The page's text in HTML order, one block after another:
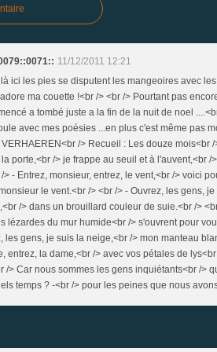
11/12/2011 12:21
ici les pies se disputent les mangeoires avec
ma couette !<br /> <br /> Pourtant pas
a tombé juste a la fin de la nuit de noel
avec mes poésies ...en plus c'est même pas
/> Recueil : Les douze mois<br
porte,<br /> je frappe au seuil et à l'auvent,<br
> - Entrez, monsieur, entrez, le vent,<br /> voici
le vent.<br /> <br /> - Ouvrez, les gens,
/> dans un brouillard couleur de suie.<br />
lézardes du mur humide<br /> s'ouvrent pour
les gens, je suis la neige,<br /> mon manteau
entrez, la dame,<br /> avec vos pétales de
/> Car nous sommes les gens inquiétants<br />
temps ? -<br /> pour les peines que nous